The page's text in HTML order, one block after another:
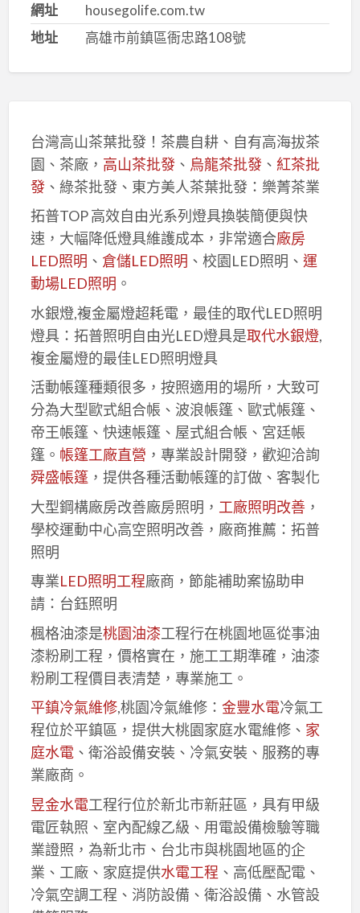
網址
housegolife.com.tw
地址
高雄市前鎮區衙忠路108號
台灣高山茶葉批發！茶農自耕、自有高海拔茶
園、茶廠， 高山茶批發、 烏龍茶批發、 紅茶批
發、綠茶批發、東方美人茶葉批發：樂菁茶業
拓普TOP 高效自由光系列燈具換裝簡便與快
速，大幅降低燈具維護成本，非常適合廠房
LED照明 、 倉儲LED照明 、校園LED照明、 運
動場LED照明 。
水銀燈,複金屬燈超耗電，最佳的取代LED照明
燈具：拓普照明自由光LED燈具是取代水銀燈,
複金屬燈的最佳LED照明燈具
活動帳篷種類很多，按照適用的場所，大致可
分為大型歐式組合帳、波浪帳篷、歐式帳篷、
帝王帳篷、快速帳篷、屋式組合帳、宮廷帳
篷。 帳篷工廠直營 ，專業設計開發，歡迎洽詢
舜盛帳篷，提供各種活動帳篷的訂做、客製化
大型鋼構廠房改善廠房照明， 工廠照明改善，
學校運動中心高空照明改善，廠商推薦：拓普
照明
專業LED照明工程廠商，節能補助案協助申
請：台鈺照明
楓格油漆是桃園油漆工程行在桃園地區從事油
漆粉刷工程，價格實在，施工工期準確，油漆
粉刷工程價目表清楚，專業施工。
平鎮冷氣維修,桃園冷氣維修： 金豐水電冷氣工
程位於平鎮區，提供大桃園家庭水電維修、 家
庭水電、衛浴設備安裝、冷氣安裝、服務的專
業廠商。
昱金水電工程行位於新北市新莊區，具有甲級
電匠執照、室內配線乙級、用電設備檢驗等職
業證照，為新北市、台北市與桃園地區的企
業、工廠、家庭提供水電工程 、高低壓配電、
冷氣空調工程、消防設備、衛浴設備、水管設